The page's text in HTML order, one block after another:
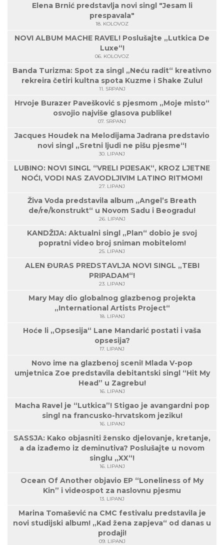
Elena Brnić predstavlja novi singl "Jesam li
prespavala"
18. KOLOVOZ
NOVI ALBUM MACHE RAVEL! Poslušajte „Lutkica De
Luxe“!
06. KOLOVOZ
Banda Turizma: Spot za singl „Neću radit“ kreativno
rekreira četiri kultna spota Kuzme i Shake Zulu!
11. SRPANJ
Hrvoje Burazer Pavešković s pjesmom „Moje misto“
osvojio najviše glasova publike!
07. SRPANJ
Jacques Houdek na Melodijama Jadrana predstavio
novi singl „Sretni ljudi ne pišu pjesme“!
30. LIPANJ
LUBINO: NOVI SINGL “VRELI PIJESAK“, KROZ LJETNE
NOĆI, VODI NAS ZAVODLJIVIM LATINO RITMOM!
27. LIPANJ
Živa Voda predstavila album „Angel’s Breath
de/re/konstrukt“ u Novom Sadu i Beogradu!
26. LIPANJ
KANDŽIJA: Aktualni singl „Plan“ dobio je svoj
popratni video broj sniman mobitelom!
25. LIPANJ
ALEN ĐURAS PREDSTAVLJA NOVI SINGL „TEBI
PRIPADAM“!
23. LIPANJ
Mary May dio globalnog glazbenog projekta
„International Artists Project“
18. LIPANJ
Hoće li „Opsesija“ Lane Mandarić postati i vaša
opsesija?
17. LIPANJ
Novo ime na glazbenoj sceni! Mlada V-pop
umjetnica Zoe predstavila debitantski singl “Hit My
Head” u Zagrebu!
16. LIPANJ
Macha Ravel je “Lutkica”! Stigao je avangardni pop
singl na francusko-hrvatskom jeziku!
16. LIPANJ
SASSJA: Kako objasniti žensko djelovanje, kretanje,
a da izađemo iz deminutiva? Poslušajte u novom
singlu „XX“!
16. LIPANJ
Ocean Of Another objavio EP “Loneliness of My
Kin” i videospot za naslovnu pjesmu
13. LIPANJ
Marina Tomašević na CMC festivalu predstavila je
novi studijski album! „Kad žena zapjeva“ od danas u
prodaji!
09. LIPANJ